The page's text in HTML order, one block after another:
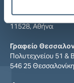
Μιχαλακοπούλου 48
11528, Αθήνα
Γραφείο
Πολυτεχνείου 51 &
546 25 Θεσσαλονίκη